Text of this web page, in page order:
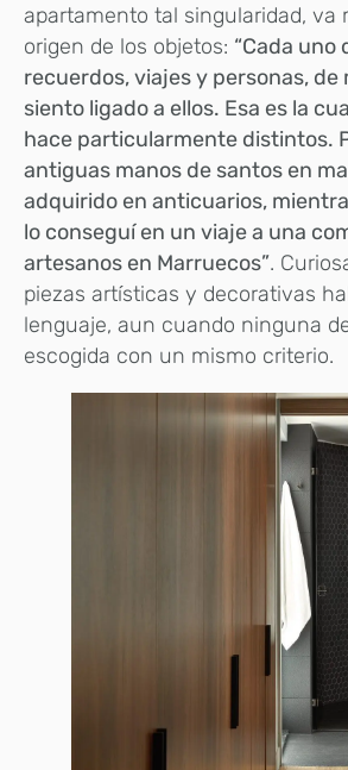
apartamento tal singularidad, va
origen de los objetos: “Cada uno
recuerdos, viajes y personas, de
siento ligado a ellos. Esa es la
hace particularmente distintos.
antiguas manos de santos en
adquirido en anticuarios,
lo conseguí en un viaje a una
artesanos en Marruecos”.
piezas artísticas y decorativas
lenguaje, aun cuando ninguna
escogida con un mismo criterio.